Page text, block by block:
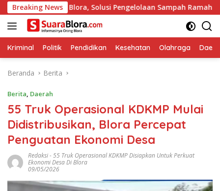
Langsung
ke
konten
Breaking News
Blora, Solusi Pengelolaan Sampah Ramah Lingkungan
Kriminal Politik Pendidikan Kesehatan Olahraga
Beranda Berita
Berita, Daerah
55 Truk Operasional KDKMP Mulai
Didistribusikan, Blora Percepat
Penguatan Ekonomi Desa
Redaksi-55 Truk Operasional KDKMP Disiapkan Untuk Perkuat
Ekonomi Desa Di Blora
09/05/2026